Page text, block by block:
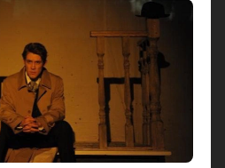
нашем сайте. Схема зала
для просмотра. Все
на карте зала.
онлайн или по телефону.
электронным способом.
приходит сразу после
при выборе места на схеме.